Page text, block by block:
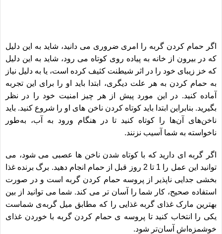
اگر حمام کردن گربه را امری ضروری می دانید، شاید به این دلیل
که در بیرون از خانه به پیاده روی کوتاه می رود، شاید به این دلیل
که خز زیبای خود را در اثر شیطنت کثیف کرده است، یا به دلیل نیاز
به حمام کردن به هر علت دیگری، ابتدا باید او را برای این تجربه
آماده کنید. در این مورد پیش از هر چیز امنیت خود را در نظر
بگیرید. بنابراین ابتدا باید کوتاه کردن ناخن های او را شروع کنید. باید
ناخن‌های آن‌ها را کوتاه کنید تا در هنگام ورود به آب، به‌طور
ناخواسته به شما آسیب نزنند.
اگر گربه ای دارید که با کوتاه شدن ناخن ها عصبی می شود، می
توانید این عمل را 1 تا 2 روز قبل از حمام انجام دهید. برگ برنده غذا
بخشی جدایی ناپذیر از پروسه حمام کردن گربه است و در صورت
استفاده صحیح، کار شما را آسان تر می کند. شما می توانید از بین
بهترین مارک غذای گربه غذایی را که مطابق میل گربه‌ی شماست
یکی را انتخاب کنید تا پروسه ی حمام کردن گربه با خوردن غذای
خوشمزه‌اش آسان‌تر شود.